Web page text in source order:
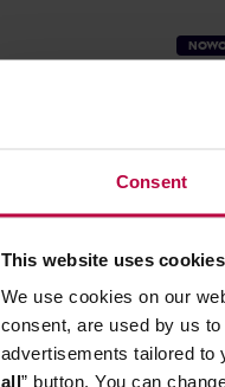
Consent
This website uses cookies
We use cookies on our
consent, are used by us
advertisements tailored to
all” button. You can
Kenia